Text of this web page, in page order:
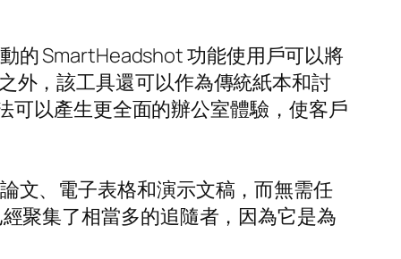
的 SmartHeadshot 功能使用戶可以將
外，該工具還可以作為傳統紙本和討
可以產生更全面的辦公室體驗，使客戶
文、電子表格和演示文稿，而無需任
聚集了相當多的追隨者，因為它是為